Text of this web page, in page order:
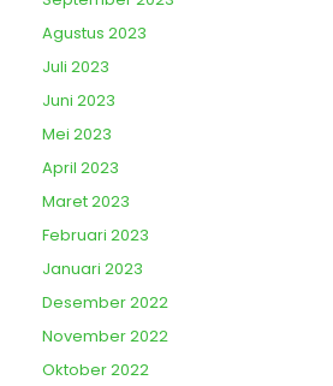
Agustus 2023
Juli 2023
Juni 2023
Mei 2023
April 2023
Maret 2023
Februari 2023
Januari 2023
Desember 2022
November 2022
Oktober 2022